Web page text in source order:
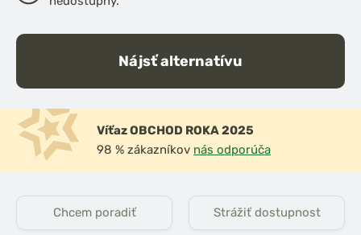
set
DAM Prút Iconic Carp
2-dielny
Nájsť alternatívu
Víťaz OBCHOD ROKA 2025
98 % zákazníkov nás odporúča
Chcem poradiť Strážiť dostupnost